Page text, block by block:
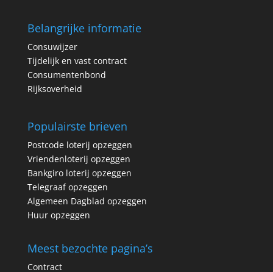
Belangrijke informatie
Consuwijzer
Tijdelijk en vast contract
Consumentenbond
Rijksoverheid
Populairste brieven
Postcode loterij opzeggen
Vriendenloterij opzeggen
Bankgiro loterij opzeggen
Telegraaf opzeggen
Algemeen Dagblad opzeggen
Huur opzeggen
Meest bezochte pagina’s
Contract